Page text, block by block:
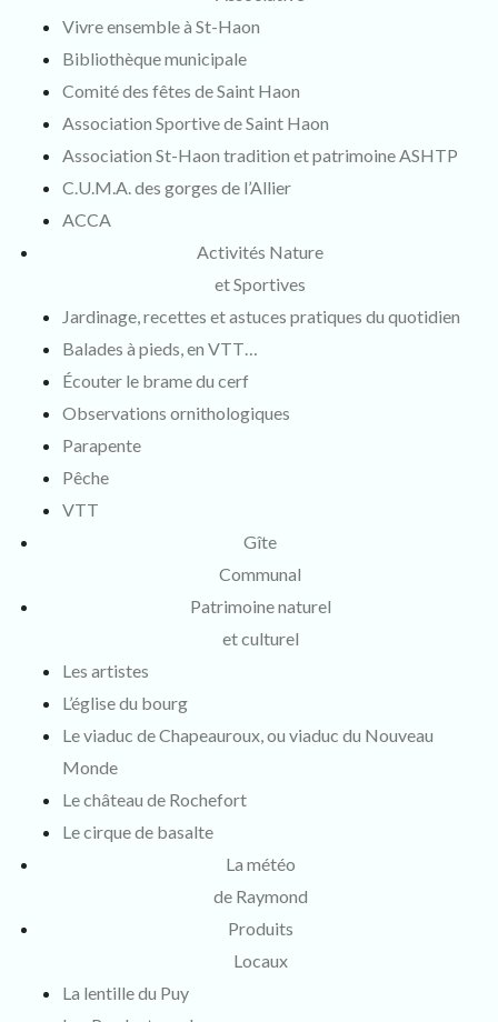
Vivre ensemble à St-Haon
Bibliothèque municipale
Comité des fêtes de Saint Haon
Association Sportive de Saint Haon
Association St-Haon tradition et patrimoine ASHTP
C.U.M.A. des gorges de l’Allier
ACCA
Activités Nature
et Sportives
Jardinage, recettes et astuces pratiques du quotidien
Balades à pieds, en VTT…
Écouter le brame du cerf
Observations ornithologiques
Parapente
Pêche
VTT
Gîte
Communal
Patrimoine naturel
et culturel
Les artistes
L’église du bourg
Le viaduc de Chapeauroux, ou viaduc du Nouveau
Monde
Le château de Rochefort
Le cirque de basalte
La météo
de Raymond
Produits
Locaux
La lentille du Puy